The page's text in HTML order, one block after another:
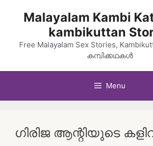
Malayalam Kambi
kambikuttan
Free Malayalam Sex Stories,
കമ്പിക്കഥകൾ
Menu
ഗിരിജ ആന്റിയുടെ